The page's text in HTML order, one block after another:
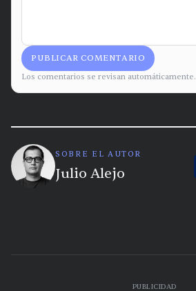
PUBLICAR COMENTARIO
Los comentarios se revisan automáticamente.
SOBRE EL AUTOR
Julio Alejo
PUBLICIDAD